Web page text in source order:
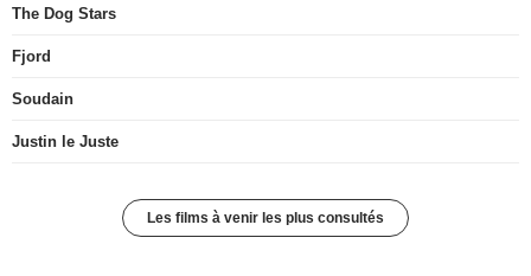
The Dog Stars
Fjord
Soudain
Justin le Juste
Les films à venir les plus consultés